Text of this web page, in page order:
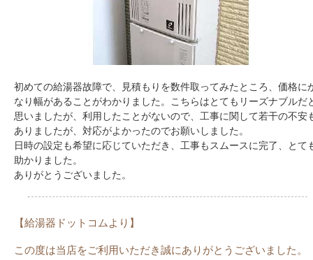
初めての給湯器故障で、見積もりを数件取ってみたところ、価格に
なり幅があることがわかりました。こちらはとてもリーズナブルだ
思いましたが、利用したことがないので、工事に関して若干の不安
ありましたが、対応がよかったのでお願いしました。
日時の設定も希望に応じていただき、工事もスムースに完了、とて
助かりました。
ありがとうございました。
【給湯器ドットコムより】
この度は当店をご利用いただき誠にありがとうございました。